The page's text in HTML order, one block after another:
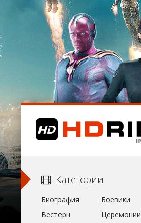
Категории
Биография
Боевики
Вестерн
Церемонии